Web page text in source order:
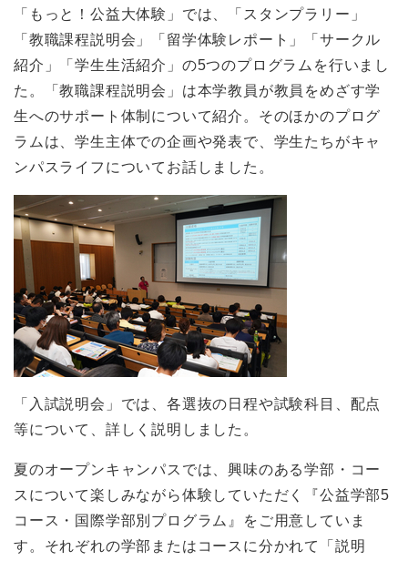
「もっと！公益大体験」では、「スタンプラリー」
「教職課程説明会」「留学体験レポート」「サークル
紹介」「学生生活紹介」の5つのプログラムを行いまし
た。「教職課程説明会」は本学教員が教員をめざす学
生へのサポート体制について紹介。そのほかのプログ
ラムは、学生主体での企画や発表で、学生たちがキャ
ンパスライフについてお話しました。
「入試説明会」では、各選抜の日程や試験科目、配点
等について、詳しく説明しました。
夏のオープンキャンパスでは、興味のある学部・コー
スについて楽しみながら体験していただく『公益学部5
コース・国際学部別プログラム』をご用意していま
す。それぞれの学部またはコースに分かれて「説明